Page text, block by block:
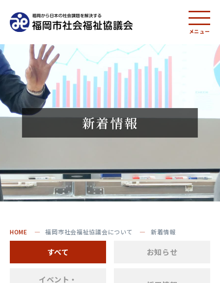
メニュー
新着情報
HOME 福岡市社会福祉協議会について 新着情報
すべて お知らせ
イベント・